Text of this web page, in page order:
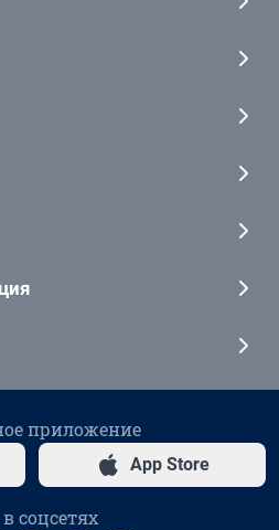
приложение
App Store
соцсетях